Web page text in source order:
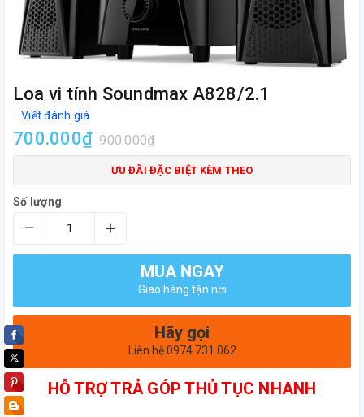
Loa vi tính Soundmax A828/2.1
Viết đánh giá
700.000₫ 900.000₫
ƯU ĐÃI ĐẶC BIỆT KÈM THEO
Số lượng
– +
MUA NGAY
Giao hàng tận nơi
Hãy gọi
Liên hệ 0974 731 062
HỖ TRỢ TRẢ GÓP THỦ TỤC NHANH